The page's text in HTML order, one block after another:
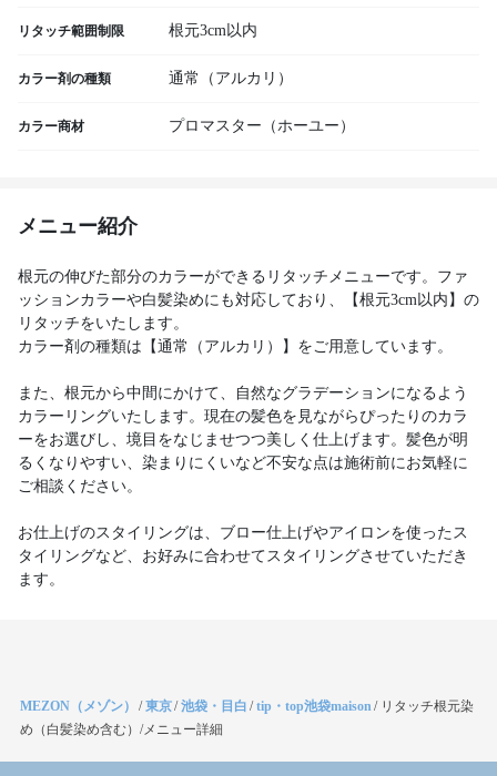
リタッチ範囲制限 根元3cm以内
カラー剤の種類 通常（アルカリ）
カラー商材 プロマスター（ホーユー）
メニュー紹介
根元の伸びた部分のカラーができるリタッチメニューです。ファ
ッションカラーや白髪染めにも対応しており、【根元3cm以内】の
リタッチをいたします。
カラー剤の種類は【通常（アルカリ）】をご用意しています。
また、根元から中間にかけて、自然なグラデーションになるよう
カラーリングいたします。現在の髪色を見ながらぴったりのカラ
ーをお選びし、境目をなじませつつ美しく仕上げます。髪色が明
るくなりやすい、染まりにくいなど不安な点は施術前にお気軽に
ご相談ください。
お仕上げのスタイリングは、ブロー仕上げやアイロンを使ったス
タイリングなど、お好みに合わせてスタイリングさせていただき
ます。
MEZON（メゾン） /東京/池袋・目白 /tip・top池袋maison/ リタッチ根元染
め（白髪染め含む）/メニュー詳細